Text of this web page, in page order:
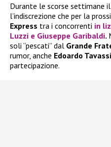
Durante le scorse settimane
l’indiscrezione che per la
Express tra i concorrenti in
Luzzi e Giuseppe Garibaldi.
soli “pescati” dal Grande
rumor, anche Edoardo Tavassi
partecipazione.